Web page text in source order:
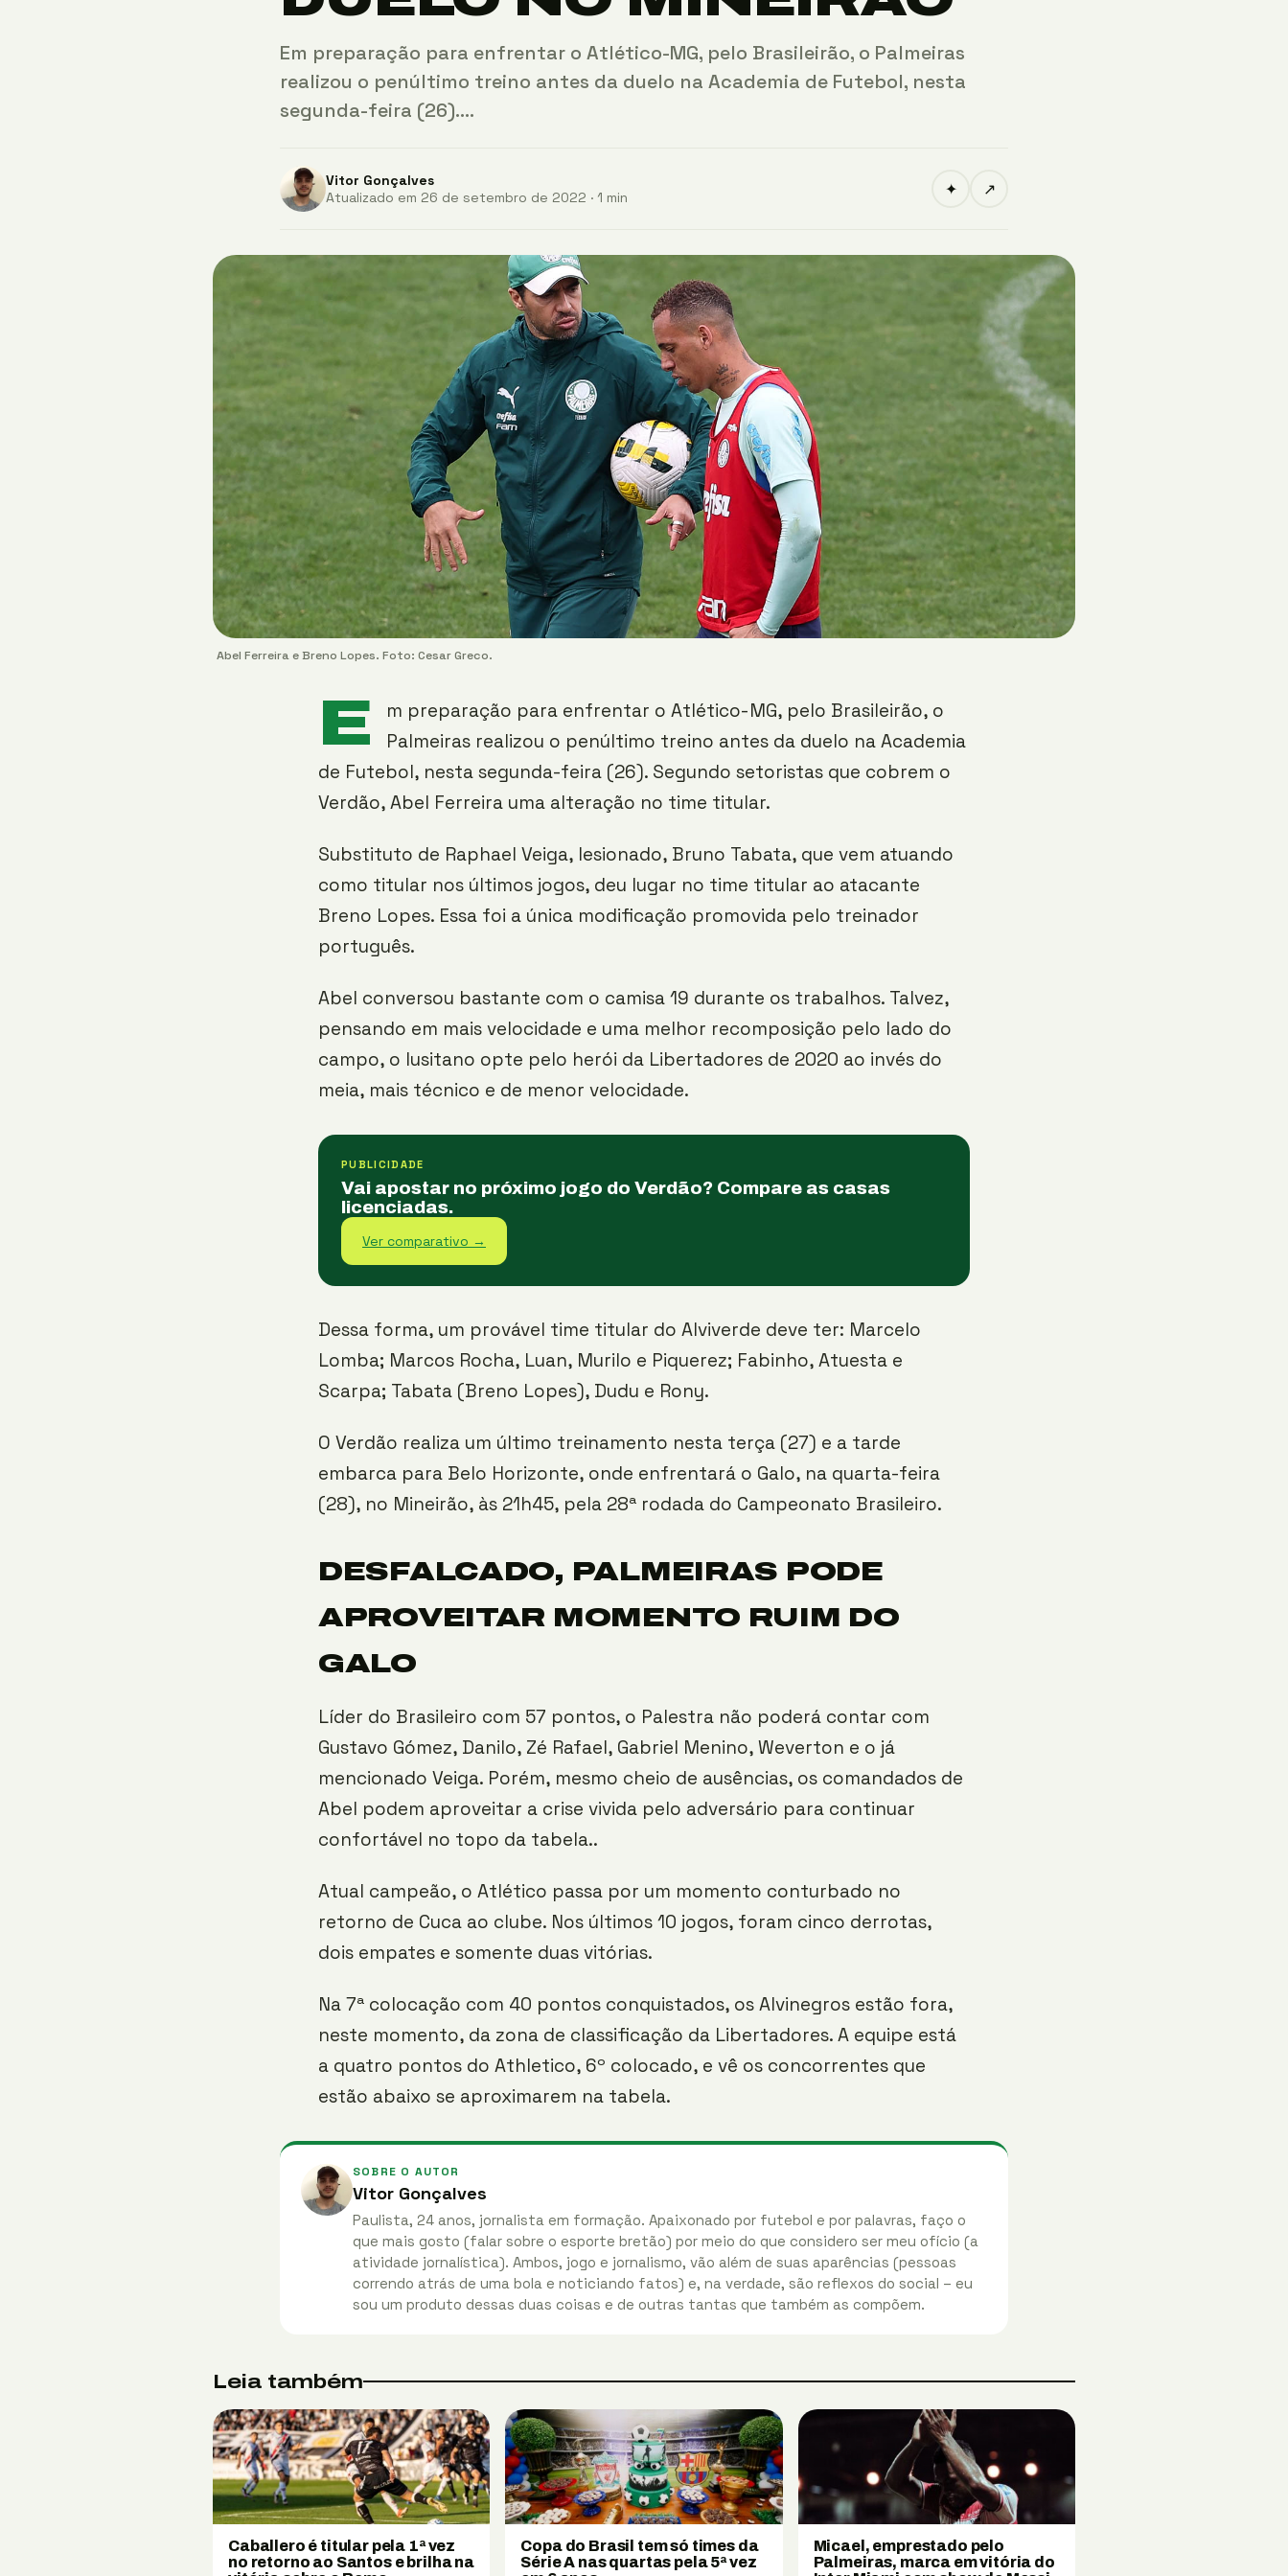
Em preparação para enfrentar o Atlético-MG, pelo Brasileirão, o Palmeiras
realizou o penúltimo treino antes da duelo na Academia de Futebol, nesta
segunda-feira (26).…
Vitor Gonçalves
Atualizado em 26 de setembro de 2022 · 1 min
✦ ↗
Abel Ferreira e Breno Lopes. Foto: Cesar Greco.
E
m preparação para enfrentar o Atlético-MG, pelo Brasileirão, o
Palmeiras realizou o penúltimo treino antes da duelo na Academia
de Futebol, nesta segunda-feira (26). Segundo setoristas que cobrem o
Verdão, Abel Ferreira uma alteração no time titular.
Substituto de Raphael Veiga, lesionado, Bruno Tabata, que vem atuando
como titular nos últimos jogos, deu lugar no time titular ao atacante
Breno Lopes. Essa foi a única modificação promovida pelo treinador
português.
Abel conversou bastante com o camisa 19 durante os trabalhos. Talvez,
pensando em mais velocidade e uma melhor recomposição pelo lado do
campo, o lusitano opte pelo herói da Libertadores de 2020 ao invés do
meia, mais técnico e de menor velocidade.
PUBLICIDADE
Vai apostar no próximo jogo do Verdão? Compare as casas
licenciadas.
Ver comparativo →
Dessa forma, um provável time titular do Alviverde deve ter: Marcelo
Lomba; Marcos Rocha, Luan, Murilo e Piquerez; Fabinho, Atuesta e
Scarpa; Tabata (Breno Lopes), Dudu e Rony.
O Verdão realiza um último treinamento nesta terça (27) e a tarde
embarca para Belo Horizonte, onde enfrentará o Galo, na quarta-feira
(28), no Mineirão, às 21h45, pela 28ª rodada do Campeonato Brasileiro.
DESFALCADO, PALMEIRAS PODE
APROVEITAR MOMENTO RUIM DO
GALO
Líder do Brasileiro com 57 pontos, o Palestra não poderá contar com
Gustavo Gómez, Danilo, Zé Rafael, Gabriel Menino, Weverton e o já
mencionado Veiga. Porém, mesmo cheio de ausências, os comandados de
Abel podem aproveitar a crise vivida pelo adversário para continuar
confortável no topo da tabela..
Atual campeão, o Atlético passa por um momento conturbado no
retorno de Cuca ao clube. Nos últimos 10 jogos, foram cinco derrotas,
dois empates e somente duas vitórias.
Na 7ª colocação com 40 pontos conquistados, os Alvinegros estão fora,
neste momento, da zona de classificação da Libertadores. A equipe está
a quatro pontos do Athletico, 6º colocado, e vê os concorrentes que
estão abaixo se aproximarem na tabela.
SOBRE O AUTOR
Vitor Gonçalves
Paulista, 24 anos, jornalista em formação. Apaixonado por futebol e por palavras, faço o
que mais gosto (falar sobre o esporte bretão) por meio do que considero ser meu ofício (a
atividade jornalística). Ambos, jogo e jornalismo, vão além de suas aparências (pessoas
correndo atrás de uma bola e noticiando fatos) e, na verdade, são reflexos do social – eu
sou um produto dessas duas coisas e de outras tantas que também as compõem.
Leia também
Caballero é titular pela 1ª vez
no retorno ao Santos e brilha na
Copa do Brasil tem só times da
Série A nas quartas pela 5ª vez
Micael, emprestado pelo
Palmeiras, marca em vitória do